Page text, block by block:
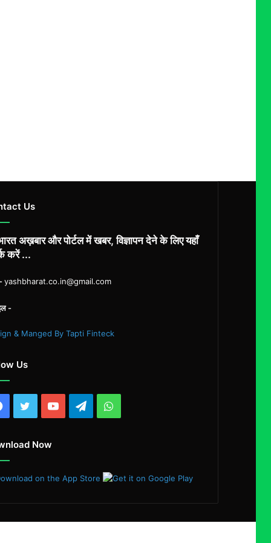
Us
अख़बार और पोर्टल में खबर, विज्ञापन देने के लिए यहाँ
करें ...
yashbharat.co.in@gmail.com
-
& Manged By Tapti Finteck
Us
Facebook
TwitterYouTubeTelegramWhatsApp
Now